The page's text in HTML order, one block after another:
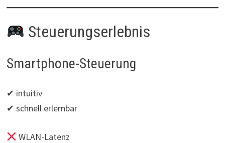
Steuerungserlebnis
Smartphone-Steuerung
✔ intuitiv
✔ schnell erlernbar
WLAN-Latenz